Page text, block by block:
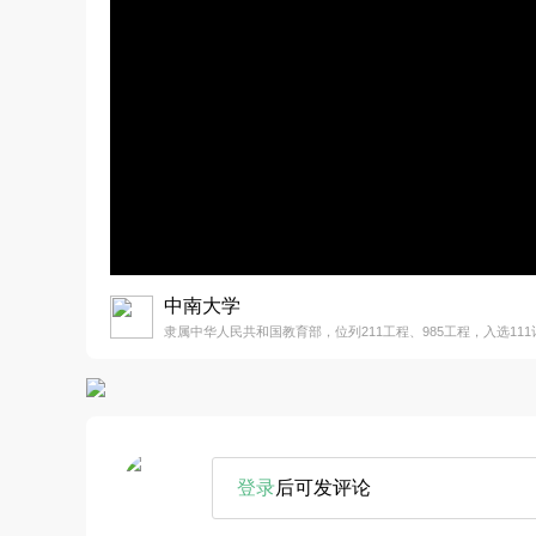
中南大学
隶属中华人民共和国教育部，位列211工程、985工程，入选111
登录后可发评论